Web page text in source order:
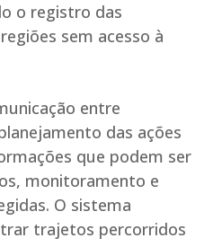
o registro das
sem acesso à
entre
das ações
que podem ser
monitoramento e
O sistema
trajetos percorridos